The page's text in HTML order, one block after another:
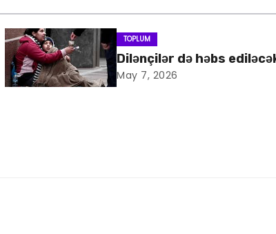
TOPLUM
Dilənçilər də həbs
May 7, 2026